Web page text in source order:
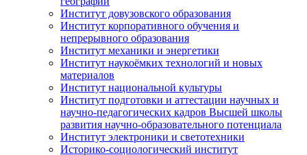
Институт довузовского образования
Институт корпоративного обучения и
непрерывного образования
Институт механики и энергетики
Институт наукоёмких технологий и новых
материалов
Институт национальной культуры
Институт подготовки и аттестации научных и
научно-педагогических кадров Высшей школы
развития научно-образовательного потенциала
Институт электроники и светотехники
Историко-социологический институт